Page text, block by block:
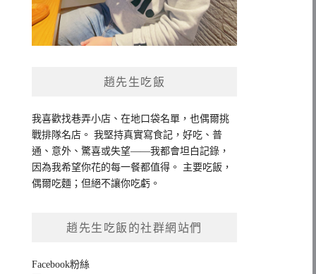
趙先生吃飯
我喜歡找巷弄小店、在地口袋名單，也偶爾挑
戰排隊名店。 我堅持真實寫食記，好吃、普
通、意外、驚喜或失望——我都會坦白記錄，
因為我希望你花的每一餐都值得。 主要吃飯，
偶爾吃麵；但絕不讓你吃虧。
趙先生吃飯的社群網站們
Facebook粉絲